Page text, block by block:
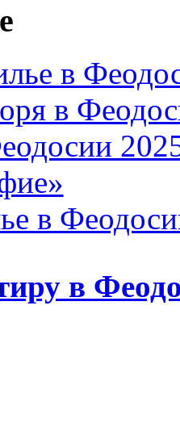
в
в
в
в